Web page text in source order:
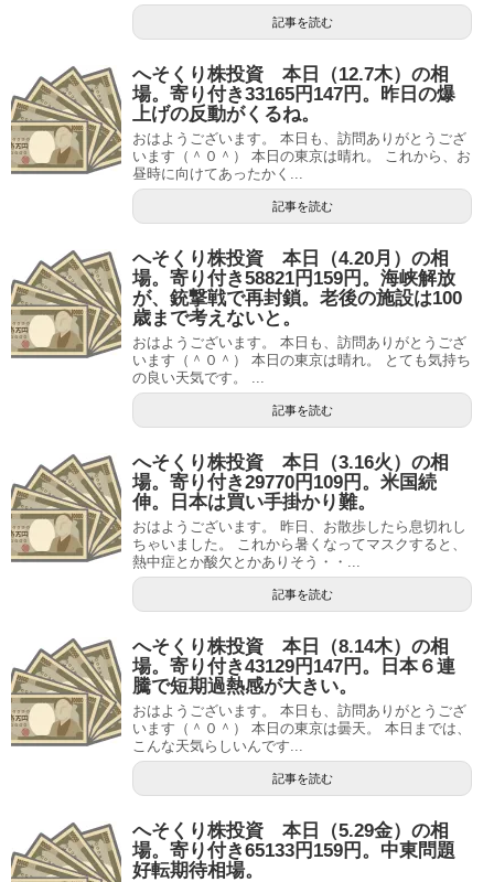
記事を読む
へそくり株投資 本日（12.7木）の相
場。寄り付き33165円147円。昨日の爆
上げの反動がくるね。
おはようございます。 本日も、訪問ありがとうござ
います（＾０＾） 本日の東京は晴れ。 これから、お
昼時に向けてあったかく...
記事を読む
へそくり株投資 本日（4.20月）の相
場。寄り付き58821円159円。海峡解放
が、銃撃戦で再封鎖。老後の施設は100
歳まで考えないと。
おはようございます。 本日も、訪問ありがとうござ
います（＾０＾） 本日の東京は晴れ。 とても気持ち
の良い天気です。 ...
記事を読む
へそくり株投資 本日（3.16火）の相
場。寄り付き29770円109円。米国続
伸。日本は買い手掛かり難。
おはようございます。 昨日、お散歩したら息切れし
ちゃいました。 これから暑くなってマスクすると、
熱中症とか酸欠とかありそう・・...
記事を読む
へそくり株投資 本日（8.14木）の相
場。寄り付き43129円147円。日本６連
騰で短期過熱感が大きい。
おはようございます。 本日も、訪問ありがとうござ
います（＾０＾） 本日の東京は曇天。 本日までは、
こんな天気らしいんです...
記事を読む
へそくり株投資 本日（5.29金）の相
場。寄り付き65133円159円。中東問題
好転期待相場。